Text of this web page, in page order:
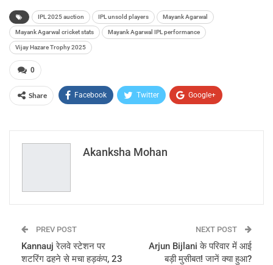
IPL 2025 auction IPL unsold players Mayank Agarwal
Mayank Agarwal cricket stats Mayank Agarwal IPL performance
Vijay Hazare Trophy 2025
0
Share Facebook Twitter Google+
Email
Akanksha Mohan
PREV POST
Kannauj रेलवे स्टेशन पर
शटरिंग ढहने से मचा हड़कंप, 23
NEXT POST
Arjun Bijlani के परिवार में आई
बड़ी मुसीबत! जानें क्या हुआ?